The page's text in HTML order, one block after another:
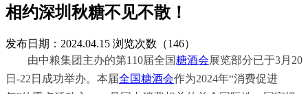
相约深圳秋糖不见不散！
发布日期：2024.04.15 浏览次数（146）
由中粮集团主办的第110届全国糖酒会展览部分已于3月20
日-22日成功举办。本届全国糖酒会作为2024年“消费促进